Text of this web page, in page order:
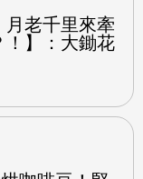
月老千里來牽
！】：大鋤花